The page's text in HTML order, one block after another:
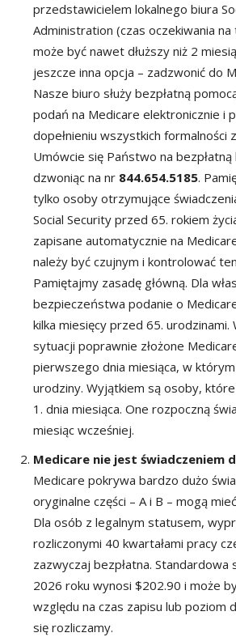
przedstawicielem lokalnego biura
Administration (czas oczekiwania
może być nawet dłuższy niż 2
jeszcze inna opcja – zadzwonić do
Nasze biuro służy bezpłatną
podań na Medicare elektronicznie i
dopełnieniu wszystkich formalności
Umówcie się Państwo na
dzwoniąc na nr 844.654.5185.
tylko osoby otrzymujące
Social Security przed 65. rokiem
zapisane automatycznie na
należy być czujnym i kontrolować
Pamiętajmy zasadę główną. Dla
bezpieczeństwa podanie o
kilka miesięcy przed 65. urodzinami.
sytuacji poprawnie złożone
pierwszego dnia miesiąca, w
urodziny. Wyjątkiem są osoby,
1. dnia miesiąca. One rozpoczną
miesiąc wcześniej.
Medicare nie jest świadczeniem
Medicare pokrywa bardzo dużo
oryginalne części – A i B – mogą
Dla osób z legalnym statusem,
rozliczonymi 40 kwartałami pracy
zazwyczaj bezpłatna. Standardowa
2026 roku wynosi $202.90 i może
względu na czas zapisu lub poziom
się rozliczamy.